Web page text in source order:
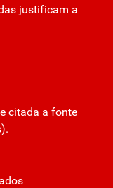
justificam a
citada a fonte
).